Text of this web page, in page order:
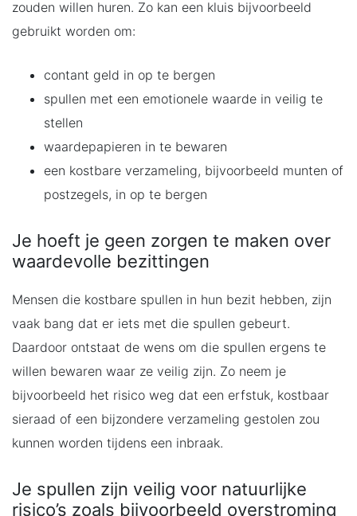
zouden willen huren. Zo kan een kluis bijvoorbeeld
gebruikt worden om:
contant geld in op te bergen
spullen met een emotionele waarde in veilig te
stellen
waardepapieren in te bewaren
een kostbare verzameling, bijvoorbeeld munten of
postzegels, in op te bergen
Je hoeft je geen zorgen te maken over
waardevolle bezittingen
Mensen die kostbare spullen in hun bezit hebben, zijn
vaak bang dat er iets met die spullen gebeurt.
Daardoor ontstaat de wens om die spullen ergens te
willen bewaren waar ze veilig zijn. Zo neem je
bijvoorbeeld het risico weg dat een erfstuk, kostbaar
sieraad of een bijzondere verzameling gestolen zou
kunnen worden tijdens een inbraak.
Je spullen zijn veilig voor natuurlijke
risico’s zoals bijvoorbeeld overstroming